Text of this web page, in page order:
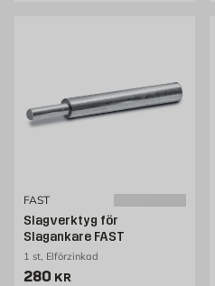
FAST
Slagverktyg för
Slagankare FAST
1 st, Elförzinkad
Pris 280 kr
280 KR